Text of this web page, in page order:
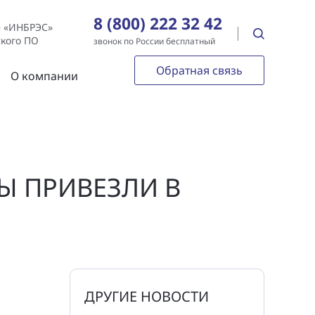
«ИНБРЭС»
ПО
8 (800) 222 32 42
звонок по России бесплатный
О компании Обратная связь
ПРИВЕЗЛИ В
ДРУГИЕ НОВОСТИ